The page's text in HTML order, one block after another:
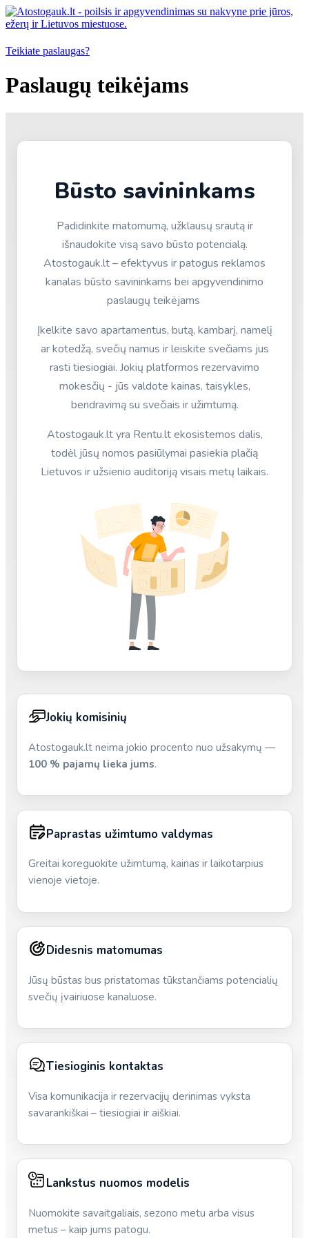
Teikiate paslaugas?
Paslaugų teikėjams
Būsto savininkams
Padidinkite matomumą, užklausų srautą ir
išnaudokite visą savo būsto potencialą.
Atostogauk.lt – efektyvus ir patogus reklamos
kanalas būsto savininkams bei apgyvendinimo
paslaugų teikėjams
Įkelkite savo apartamentus, butą, kambarį, namelį
ar kotedžą, svečių namus ir leiskite svečiams jus
rasti tiesiogiai. Jokių platformos rezervavimo
mokesčių - jūs valdote kainas, taisykles,
bendravimą su svečiais ir užimtumą.
Atostogauk.lt yra Rentu.lt ekosistemos dalis,
todėl jūsų nomos pasiūlymai pasiekia plačią
Lietuvos ir užsienio auditoriją visais metų laikais.
Jokių komisinių
Atostogauk.lt neima jokio procento nuo užsakymų —
100 % pajamų lieka jums.
Paprastas užimtumo valdymas
Greitai koreguokite užimtumą, kainas ir laikotarpius
vienoje vietoje.
Didesnis matomumas
Jūsų būstas bus pristatomas tūkstančiams potencialių
svečių įvairiuose kanaluose.
Tiesioginis kontaktas
Visa komunikacija ir rezervacijų derinimas vyksta
savarankiškai – tiesiogiai ir aiškiai.
Lankstus nuomos modelis
Nuomokite savaitgaliais, sezono metu arba visus
metus – kaip jums patogu.